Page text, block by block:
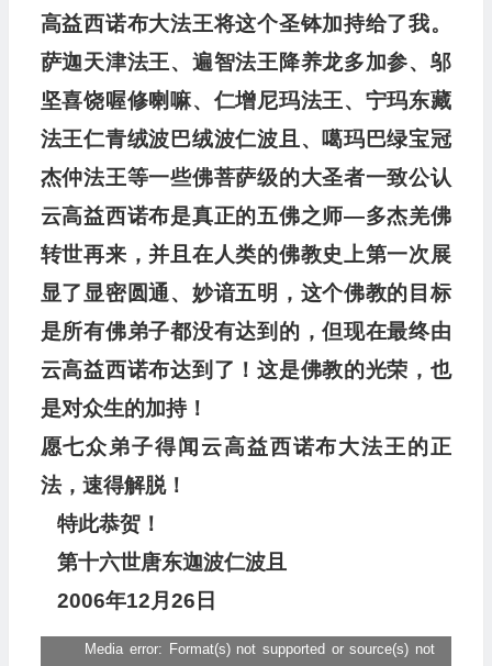
高益西诺布大法王将这个圣钵加持给了我。
萨迦天津法王、遍智法王降养龙多加参、邬
坚喜饶喔修喇嘛、仁增尼玛法王、宁玛东藏
法王仁青绒波巴绒波仁波且、噶玛巴绿宝冠
杰仲法王等一些佛菩萨级的大圣者一致公认
云高益西诺布是真正的五佛之师―多杰羌佛
转世再来，并且在人类的佛教史上第一次展
显了显密圆通、妙谙五明，这个佛教的目标
是所有佛弟子都没有达到的，但现在最终由
云高益西诺布达到了！这是佛教的光荣，也
是对众生的加持！
愿七众弟子得闻云高益西诺布大法王的正
法，速得解脱！
特此恭贺！
第十六世唐东迦波仁波且
2006年12月26日
Media error: Format(s) not supported or source(s) not